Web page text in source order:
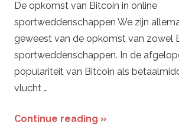
i
-
7
De opkomst van Bitcoin in online
sportweddenschappen We zijn
geweest van de opkomst van zowel
sportweddenschappen. In de
populariteit van Bitcoin als
vlucht …
Continue reading »